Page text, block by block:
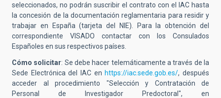
seleccionados, no podrán suscribir el contrato con el IAC hasta
la concesión de la documentación reglamentaria para residir y
trabajar en España (tarjeta del NIE). Para la obtención del
correspondiente VISADO contactar con los Consulados
Españoles en sus respectivos países.
Cómo solicitar: Se debe hacer telemáticamente a través de la
Sede Electrónica del IAC enhttps://iac.sede.gob.es/, después
acceder al procedimiento "Selección y Contratación de
Personal de Investigador Predoctoral", en